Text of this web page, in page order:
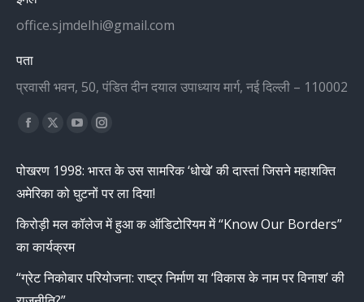
office.sjmdelhi@gmail.com
पता
प्रवासी भवन, 50, पंडित दीन दयाल उपाध्याय मार्ग, नई दिल्ली – 110002
Find us on:
Facebook
opens
in
new
window
X
opens
in
new
window
YouTube
opens
in
new
window
Instagram
opens
in
new
window
पोखरण 1998: भारत के उस सामरिक ‘धोखे’ की दास्तां जिसने महाशक्ति
अमेरिका को घुटनों पर ला दिया!
किरोड़ी मल कॉलेज में हुआ क ऑडिटोरियम में “Know Our Borders”
का कार्यक्रम
“ग्रेट निकोबार परियोजना: राष्ट्र निर्माण या ‘विकास के नाम पर विनाश’ की